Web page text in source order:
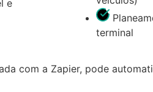
e
terminal
com a Zapier, pode